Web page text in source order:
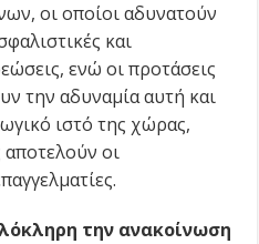
οι οποίοι αδυνατούν
και
ενώ οι προτάσεις
την αδυναμία αυτή και
ιστό της χώρας,
οι
την ανακοίνωση